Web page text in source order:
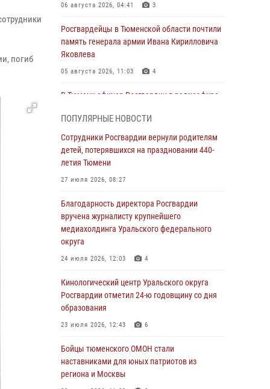
погиб
06 августа 2026, 04:41 3
Росгвардейцы в Тюменской области почтили
память генерала армии Ивана Кирилловича
Яковлева
05 августа 2026, 11:03 4
В Тюмени офицер Росгвардии в радиоэфире
владения оружием
05 августа 2026, 09:56 2
Военнослужащие Росгвардии сбили дрон-
Стальной характер продемонстрировали
росгвардейцы в ходе масштабных
спортивных событий на Урале
05 августа 2026, 05:22
В Тюмени сотрудник Росгвардии во
внеслужебное время задержал виновника
ДТП
05 августа 2026, 05:15
Со 101-м Днём рождения поздравили
сотрудники Росгвардии труженицу тыла из
Тюмени
ПОПУЛЯРНЫЕ НОВОСТИ
Сотрудники Росгвардии вернули родителям
детей, потерявшихся на праздновании 440-
летия Тюмени
27 июля 2026, 08:27
Благодарность директора Росгвардии
вручена журналисту крупнейшего
медиахолдинга Уральского федерального
округа
24 июля 2026, 12:03 4
Кинологический центр Уральского округа
Росгвардии отметил 24-ю годовщину со дня
образования
23 июля 2026, 12:43 6
Бойцы тюменского ОМОН стали
наставниками для юных патриотов из
региона и Москвы